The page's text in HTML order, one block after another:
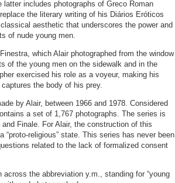
includes photographs of Greco Roman
the literary writing of his Diários Eróticos
aesthetic that underscores the power and
of nude young men.
which Alair photographed from the window
of the young men on the sidewalk and in the
exercised his role as a voyeur, making his
the body of his prey.
by Alair, between 1966 and 1978. Considered
a set of 1,767 photographs. The series is
Finale. For Alair, the construction of this
“proto-religious” state. This series has never been
related to the lack of formalized consent
the abbreviation y.m., standing for “young